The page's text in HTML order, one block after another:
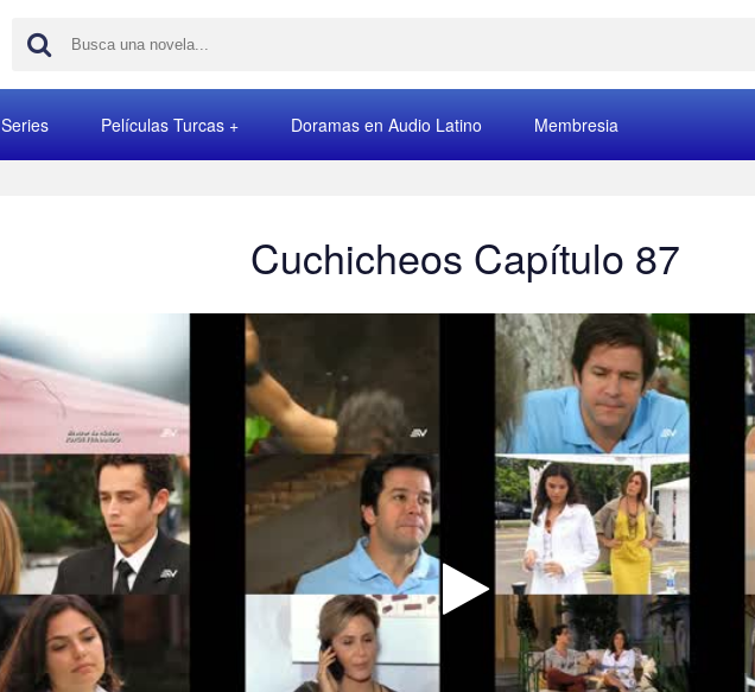
Series Películas Turcas Doramas en Audio Latino Membresia
Cuchicheos Capítulo 87